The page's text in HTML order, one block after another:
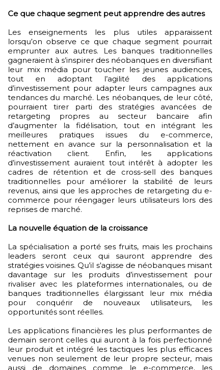
Ce que chaque segment peut apprendre des autres
Les enseignements les plus utiles apparaissent
lorsqu’on observe ce que chaque segment pourrait
emprunter aux autres. Les banques traditionnelles
gagneraient à s’inspirer des néobanques en diversifiant
leur mix média pour toucher les jeunes audiences,
tout en adoptant l’agilité des applications
d’investissement pour adapter leurs campagnes aux
tendances du marché. Les néobanques, de leur côté,
pourraient tirer parti des stratégies avancées de
retargeting propres au secteur bancaire afin
d’augmenter la fidélisation, tout en intégrant les
meilleures pratiques issues du e-commerce,
nettement en avance sur la personnalisation et la
réactivation client. Enfin, les applications
d’investissement auraient tout intérêt à adopter les
cadres de rétention et de cross-sell des banques
traditionnelles pour améliorer la stabilité de leurs
revenus, ainsi que les approches de retargeting du e-
commerce pour réengager leurs utilisateurs lors des
reprises de marché.
La nouvelle équation de la croissance
La spécialisation a porté ses fruits, mais les prochains
leaders seront ceux qui sauront apprendre des
stratégies voisines. Qu’il s’agisse de néobanques misant
davantage sur les produits d’investissement pour
rivaliser avec les plateformes internationales, ou de
banques traditionnelles élargissant leur mix média
pour conquérir de nouveaux utilisateurs, les
opportunités sont réelles.
Les applications financières les plus performantes de
demain seront celles qui auront à la fois perfectionné
leur produit et intégré les tactiques les plus efficaces
venues non seulement de leur propre secteur, mais
aussi de domaines comme le e-commerce, les